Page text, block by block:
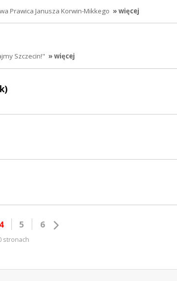
Prawica Janusza Korwin-Mikkego » więcej
Szczecin!" » więcej
4 5 6
stronach